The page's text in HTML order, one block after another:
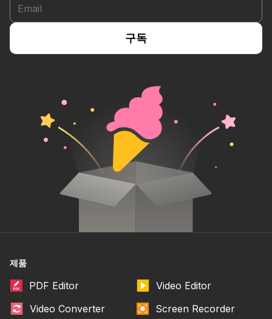
제품
PDF Editor
Video Editor
Video Converter
Screen Recorder